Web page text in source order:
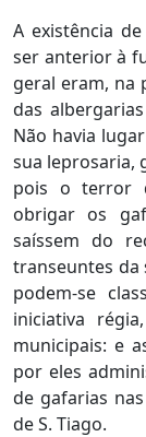
A existência
ser anterior à
geral eram, na
das
Não havia
sua leprosaria,
pois o terror
obrigar os
saíssem do
transeuntes da
podem-se
iniciativa
municipais: e
por eles
de gafarias
de S. Tiago.